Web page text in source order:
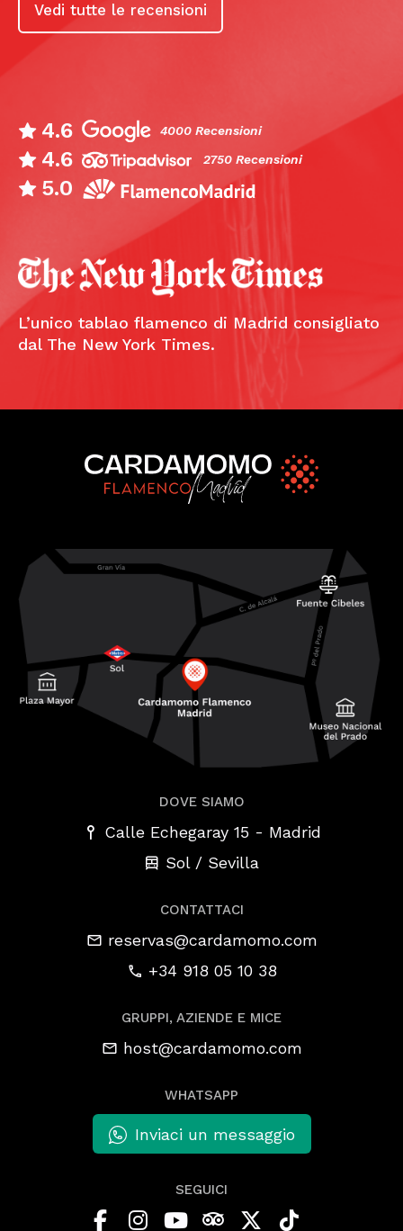
Vedi tutte le recensioni
4.6 4000 Recensioni
4.6 2750 Recensioni
5.0
L’unico tablao flamenco di Madrid consigliato
dal The New York Times.
DOVE SIAMO
Calle Echegaray 15 - Madrid
Sol / Sevilla
CONTATTACI
reservas@cardamomo.com
+34 918 05 10 38
GRUPPI, AZIENDE E MICE
host@cardamomo.com
WHATSAPP
Inviaci un messaggio
SEGUICI